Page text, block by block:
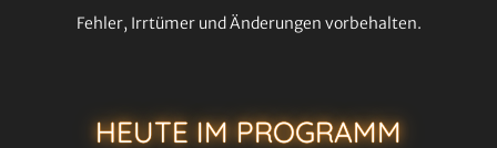
Fehler, Irrtümer und Änderungen vorbehalten.
HEUTE IM PROGRAMM